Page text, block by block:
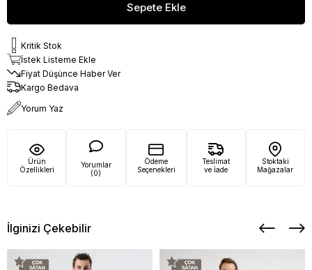
Kritik Stok
İstek Listeme Ekle
Fiyat Düşünce Haber Ver
Kargo Bedava
Yorum Yaz
Ürün
Özellikleri
Yorumlar
(0)
Ödeme
Seçenekleri
Teslimat
ve İade
Stoktaki
Mağazalar
İlginizi Çekebilir